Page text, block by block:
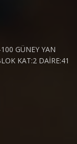
GÜNEY YAN
KAT:2 DAİRE:41